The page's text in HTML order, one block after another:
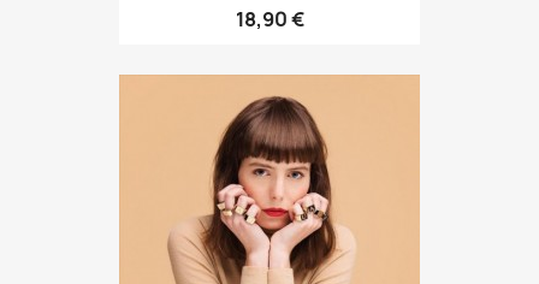
18,90 €